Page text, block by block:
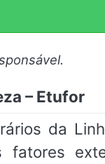
– Etufor
da